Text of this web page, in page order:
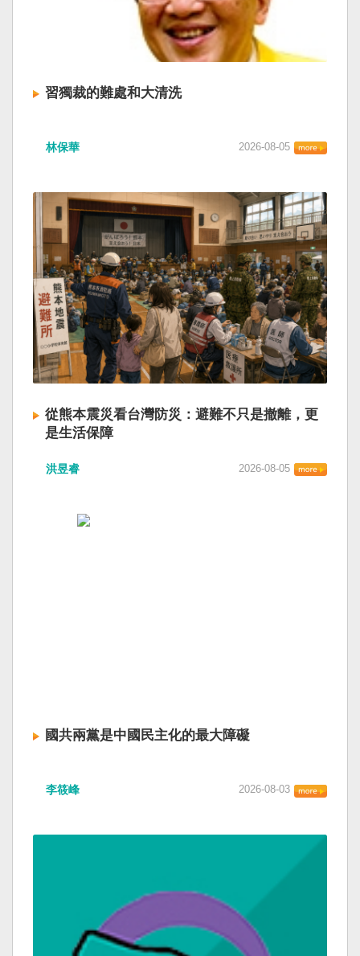
習獨裁的難處和大清洗
林保華 2026-08-05
從熊本震災看台灣防災：避難不只是撤離，更
是生活保障
洪昱睿 2026-08-05
國共兩黨是中國民主化的最大障礙
李筱峰 2026-08-03